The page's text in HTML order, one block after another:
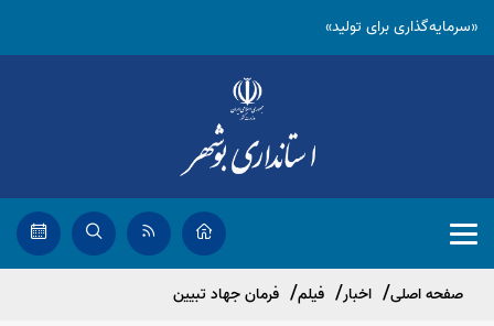
«سرمایه‌گذاری برای تولید»
صفحه اصلی اخبار فیلم فرمان جهاد تبیین